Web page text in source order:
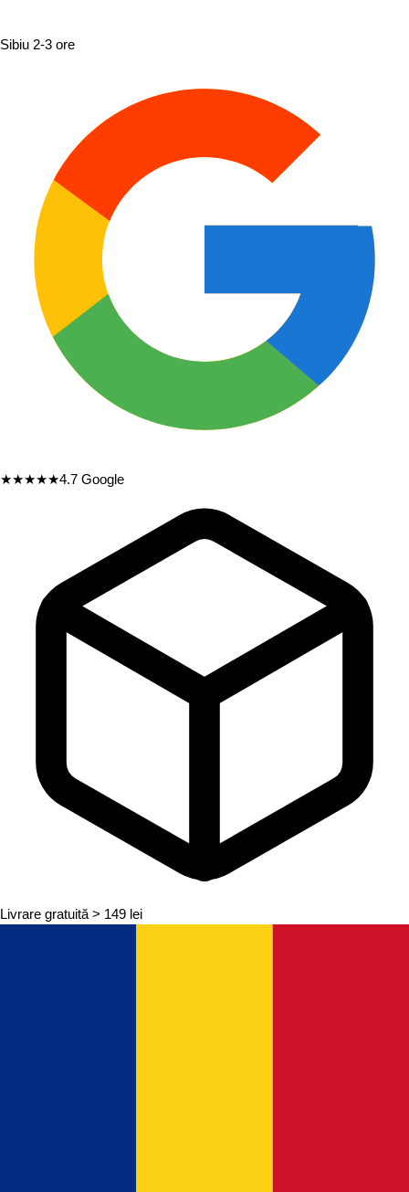
Sibiu 2-3 ore
★★★★★4.7 Google
Livrare gratuită > 149 lei